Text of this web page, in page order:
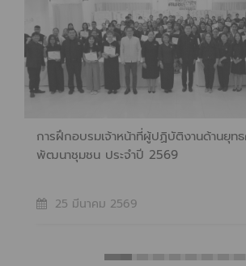
การฝึกอบรมเจ้าหน้าที่ผู้ปฏิบัติงานด้านยุท
พัฒนาชุมชน ประจำปี 2569
25 มีนาคม 2569